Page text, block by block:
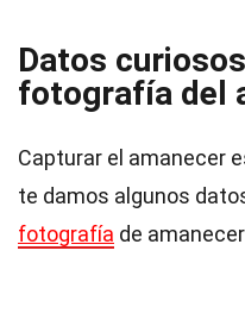
Datos
fotografía del
Capturar el amanecer
te damos algunos
fotografía de